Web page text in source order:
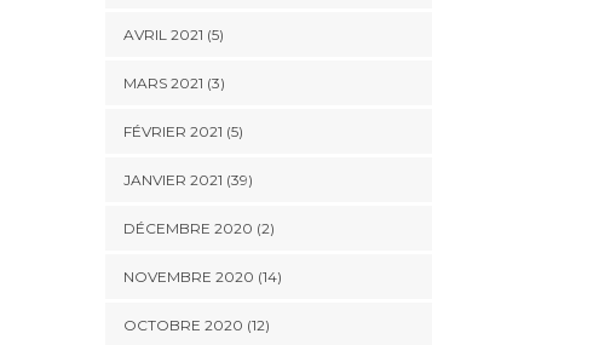
AVRIL 2021 (5)
MARS 2021 (3)
FÉVRIER 2021 (5)
JANVIER 2021 (39)
DÉCEMBRE 2020 (2)
NOVEMBRE 2020 (14)
OCTOBRE 2020 (12)